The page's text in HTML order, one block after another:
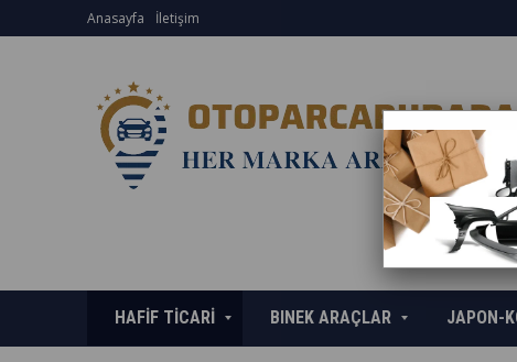
Anasayfa İletişim
HAFİF TİCARİ BINEK ARAÇLAR JAPON-